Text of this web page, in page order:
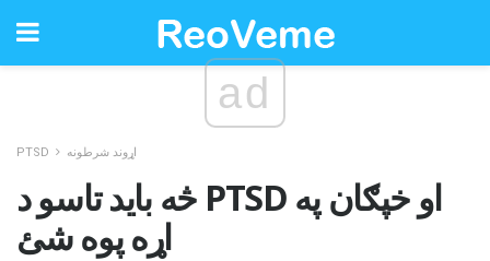
ad
PTSD اړوند شرطونه
څه باید تاسو د PTSD او خپګان په
اړه پوه شئ